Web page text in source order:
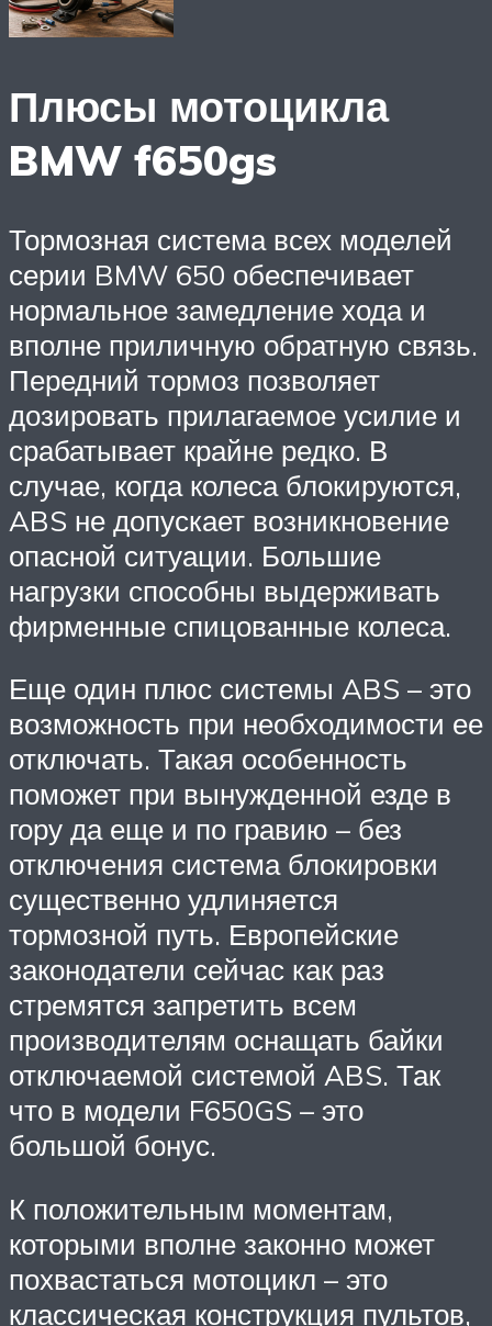
Плюсы мотоцикла
BMW f650gs
Тормозная система всех моделей
серии BMW 650 обеспечивает
нормальное замедление хода и
вполне приличную обратную связь.
Передний тормоз позволяет
дозировать прилагаемое усилие и
срабатывает крайне редко. В
случае, когда колеса блокируются,
ABS не допускает возникновение
опасной ситуации. Большие
нагрузки способны выдерживать
фирменные спицованные колеса.
Еще один плюс системы ABS – это
возможность при необходимости ее
отключать. Такая особенность
поможет при вынужденной езде в
гору да еще и по гравию – без
отключения система блокировки
существенно удлиняется
тормозной путь. Европейские
законодатели сейчас как раз
стремятся запретить всем
производителям оснащать байки
отключаемой системой ABS. Так
что в модели F650GS – это
большой бонус.
К положительным моментам,
которыми вполне законно может
похвастаться мотоцикл – это
классическая конструкция пультов,